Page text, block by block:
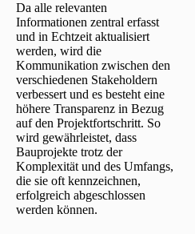
Da alle relevanten
Informationen zentral erfasst
und in Echtzeit aktualisiert
werden, wird die
Kommunikation zwischen den
verschiedenen Stakeholdern
verbessert und es besteht eine
höhere Transparenz in Bezug
auf den Projektfortschritt. So
wird gewährleistet, dass
Bauprojekte trotz der
Komplexität und des Umfangs,
die sie oft kennzeichnen,
erfolgreich abgeschlossen
werden können.